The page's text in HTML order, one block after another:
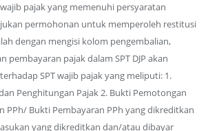
pajak yang memenuhi persyaratan
permohonan untuk memperoleh restitusi
dengan mengisi kolom pengembalian,
pembayaran pajak dalam SPT DJP akan
SPT wajib pajak yang meliputi: 1.
Penghitungan Pajak 2. Bukti Pemotongan
PPh/ Bukti Pembayaran PPh yang dikreditkan
yang dikreditkan dan/atau dibayar